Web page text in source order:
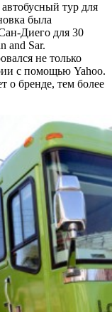
тур для
была
Диего для 30
and Sar.
не только
с помощью Yahoo.
о бренде, тем более